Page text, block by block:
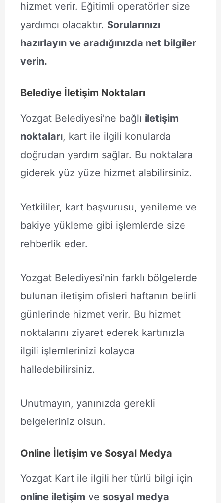
hizmet verir. Eğitimli operatörler size
yardımcı olacaktır. Sorularınızı
hazırlayın ve aradığınızda net bilgiler
verin.
Belediye İletişim Noktaları
Yozgat Belediyesi’ne bağlı iletişim
noktaları, kart ile ilgili konularda
doğrudan yardım sağlar. Bu noktalara
giderek yüz yüze hizmet alabilirsiniz.
Yetkililer, kart başvurusu, yenileme ve
bakiye yükleme gibi işlemlerde size
rehberlik eder.
Yozgat Belediyesi’nin farklı bölgelerde
bulunan iletişim ofisleri haftanın belirli
günlerinde hizmet verir. Bu hizmet
noktalarını ziyaret ederek kartınızla
ilgili işlemlerinizi kolayca
halledebilirsiniz.
Unutmayın, yanınızda gerekli
belgeleriniz olsun.
Online İletişim ve Sosyal Medya
Yozgat Kart ile ilgili her türlü bilgi için
online iletişim ve sosyal medya